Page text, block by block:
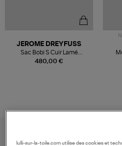
480,00 €
JEROME DREYFUSS
Sac Bobi S Cuir Lamé
Champagne
lulli-sur-la-toile.com utilise des cookies et